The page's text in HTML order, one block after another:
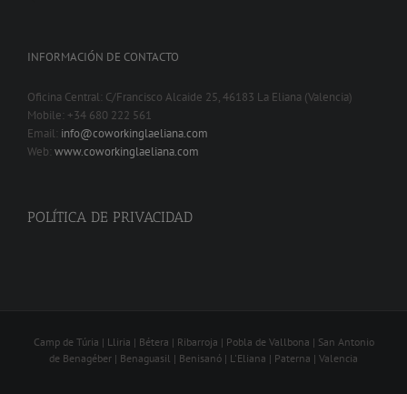
INFORMACIÓN DE CONTACTO
Oficina Central: C/Francisco Alcaide 25, 46183 La Eliana (Valencia)
Mobile: +34 680 222 561
Email: info@coworkinglaeliana.com
Web: www.coworkinglaeliana.com
POLÍTICA DE PRIVACIDAD
Camp de Túria | Lliria | Bétera | Ribarroja | Pobla de Vallbona | San Antonio
de Benagéber | Benaguasil | Benisanó | L'Eliana | Paterna | Valencia